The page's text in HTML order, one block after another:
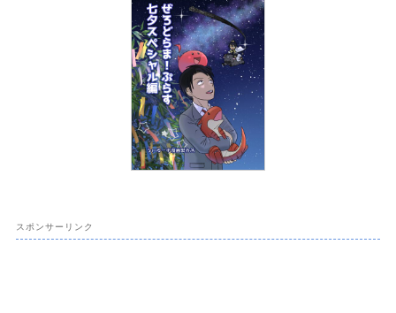
スポンサーリンク